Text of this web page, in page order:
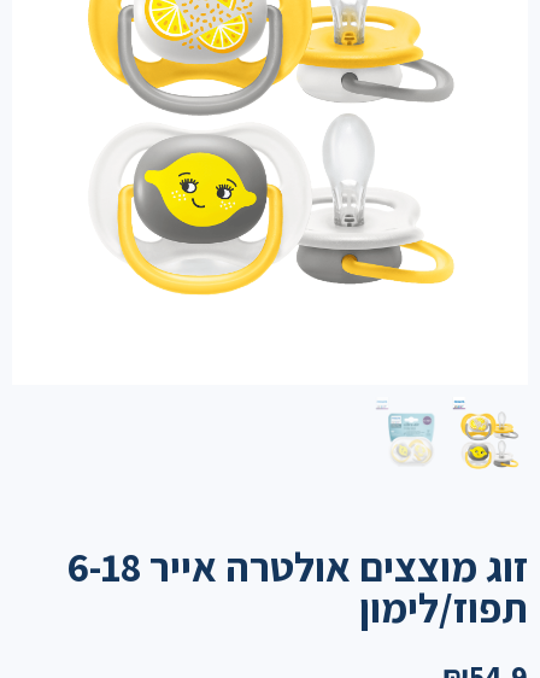
זוג מוצצים אולטרה אייר 6-18
תפוז/לימון